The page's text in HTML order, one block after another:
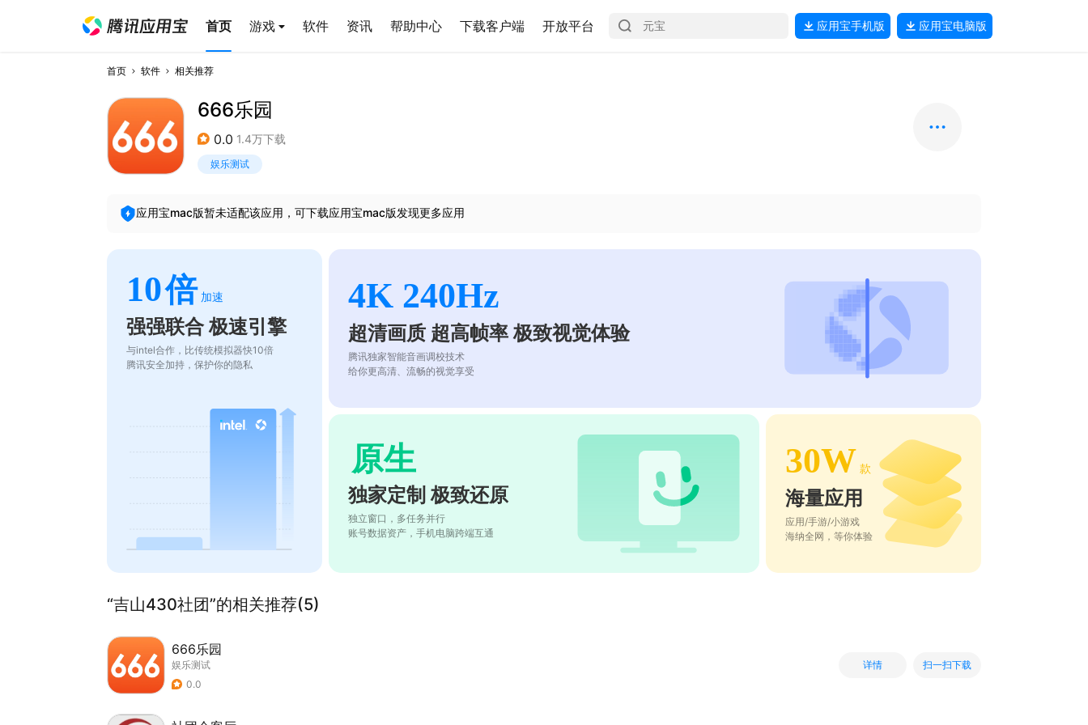
首页 游戏 软件 资讯 帮助中心 下载客户端 开放平台 应用宝手机版 应用宝电脑版
首页 软件 相关推荐
666乐园
0.0 1.4万下载
娱乐测试
应用宝mac版暂未适配该应用，可下载应用宝mac版发现更多应用
10倍 加速
强强联合 极速引擎
与intel合作，比传统模拟器快10倍
腾讯安全加持，保护你的隐私
4K 240Hz
超清画质 超高帧率 极致视觉体验
腾讯独家智能音画调校技术
给你更高清、流畅的视觉享受
原生
独家定制 极致还原
独立窗口，多任务并行
账号数据资产，手机电脑跨端互通
30W 款
海量应用
应用/手游/小游戏
海纳全网，等你体验
“吉山430社团”的相关推荐(5)
666乐园
娱乐测试
0.0
详情 扫一扫下载